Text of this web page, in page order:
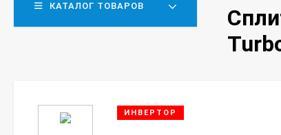
КАТАЛОГ ТОВАРОВ
ИНВЕРТОР